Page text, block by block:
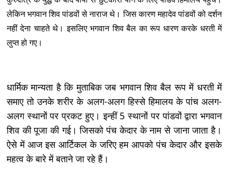
लेकिन भगवान शिव पांडवों से नाराज थे। जिस कारण महादेव पांडवों को दर्शन
नहीं देना चाहते थे। इसलिए भगवान शिव बैल का रूप धारण करके धरती में
लुप्त हो गए।
धार्मिक मान्यता है कि मुताबिक जब भगवान शिव बैल रूप में धरती में
समाए तो उनके शरीर के अलग-अलग हिस्से हिमालय के पांच अलग-
अलग स्थानों पर प्रकट हुए। इन्हीं 5 स्थानों पर पांडवों द्वारा भगवान
शिव की पूजा की गई। जिसको पंच केदार के नाम से जाना जाता है।
ऐसे में आज इस आर्टिकल के जरिए हम आपको पंच केदार और इसके
महत्व के बारे में बताने जा रहे हैं।